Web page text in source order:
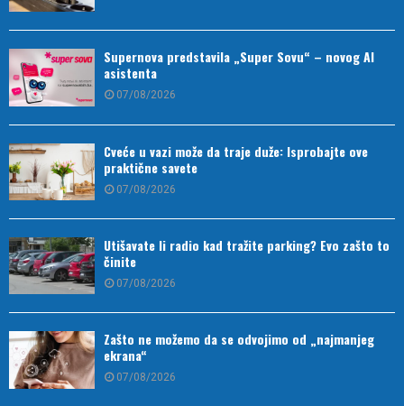
Supernova predstavila „Super Sovu“ – novog AI
asistenta
07/08/2026
Cveće u vazi može da traje duže: Isprobajte ove
praktične savete
07/08/2026
Utišavate li radio kad tražite parking? Evo zašto to
činite
07/08/2026
Zašto ne možemo da se odvojimo od „najmanjeg
ekrana“
07/08/2026